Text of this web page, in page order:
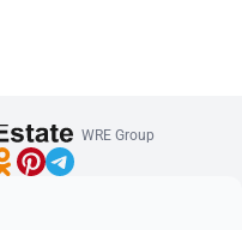
WRE Group